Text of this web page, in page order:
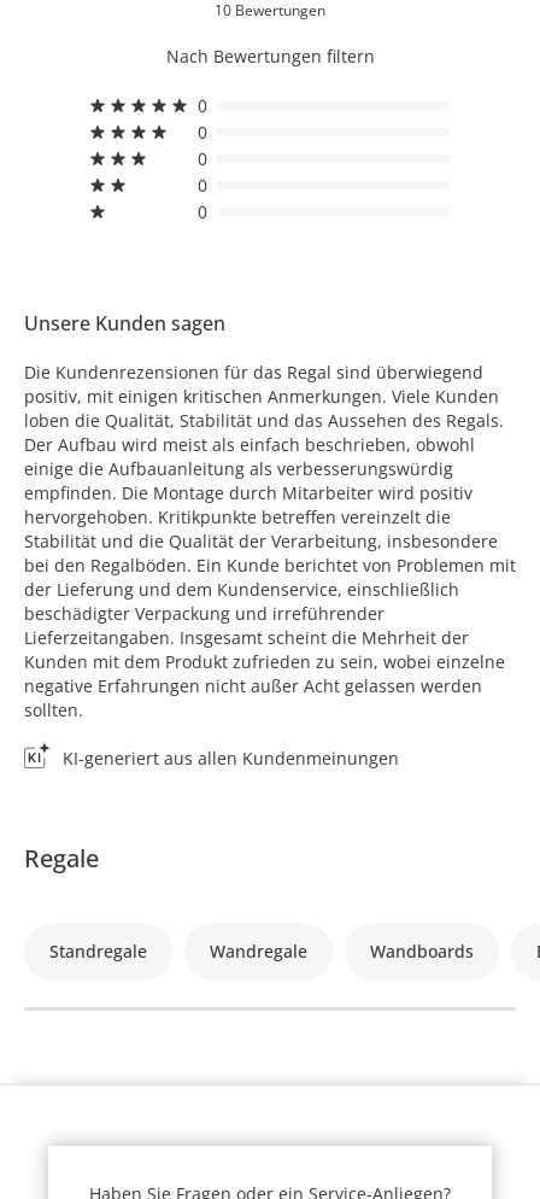
10 Bewertungen
Nach Bewertungen filtern
0
0
0
0
0
Unsere Kunden sagen
Die Kundenrezensionen für das Regal sind überwiegend
positiv, mit einigen kritischen Anmerkungen. Viele Kunden
loben die Qualität, Stabilität und das Aussehen des Regals.
Der Aufbau wird meist als einfach beschrieben, obwohl
einige die Aufbauanleitung als verbesserungswürdig
empfinden. Die Montage durch Mitarbeiter wird positiv
hervorgehoben. Kritikpunkte betreffen vereinzelt die
Stabilität und die Qualität der Verarbeitung, insbesondere
bei den Regalböden. Ein Kunde berichtet von Problemen mit
der Lieferung und dem Kundenservice, einschließlich
beschädigter Verpackung und irreführender
Lieferzeitangaben. Insgesamt scheint die Mehrheit der
Kunden mit dem Produkt zufrieden zu sein, wobei einzelne
negative Erfahrungen nicht außer Acht gelassen werden
sollten.
KI-generiert aus allen Kundenmeinungen
Regale
Standregale Wandregale Wandboards
Haben Sie Fragen oder ein Service-Anliegen?